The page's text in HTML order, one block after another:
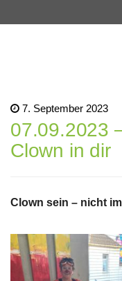
7. September 2023
07.09.2023
Clown in dir
Clown sein – nicht